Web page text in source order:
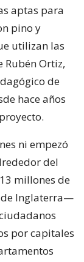
aptas para
pino y
utilizan las
Rubén Ortiz,
de
hace años
ni empezó
del
millones de
de Inglaterra—
por capitales